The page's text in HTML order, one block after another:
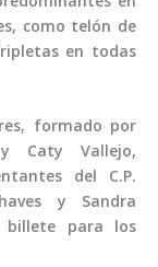
como telón de
en todas
formado por
Caty Vallejo,
del C.P.
y Sandra
billete para los